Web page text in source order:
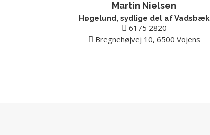
Martin Nielsen
Høgelund, sydlige del af Vadsbæk
6175 2820
Bregnehøjvej 10, 6500 Vojens